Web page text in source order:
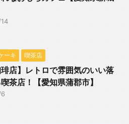
ーキ 喫茶店
琲店】レトロで雰囲気のいい落
茶店！【愛知県蒲郡市】